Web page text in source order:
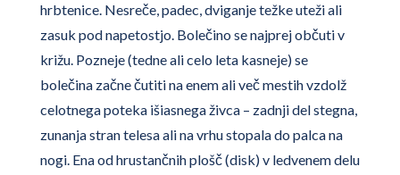
hrbtenice. Nesreče, padec, dviganje težke uteži ali
zasuk pod napetostjo. Bolečino se najprej občuti v
križu. Pozneje (tedne ali celo leta kasneje) se
bolečina začne čutiti na enem ali več mestih vzdolž
celotnega poteka išiasnega živca – zadnji del stegna,
zunanja stran telesa ali na vrhu stopala do palca na
nogi. Ena od hrustančnih plošč (disk) v ledvenem delu